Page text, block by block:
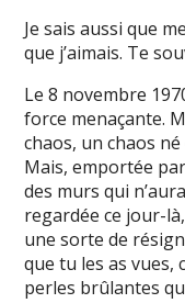
Je sais aussi que
que j’aimais. Te
Le 8 novembre
force menaçante.
chaos, un chaos
Mais, emportée
des murs qui
regardée ce jour-
une sorte de
que tu les as vues,
perles brûlantes